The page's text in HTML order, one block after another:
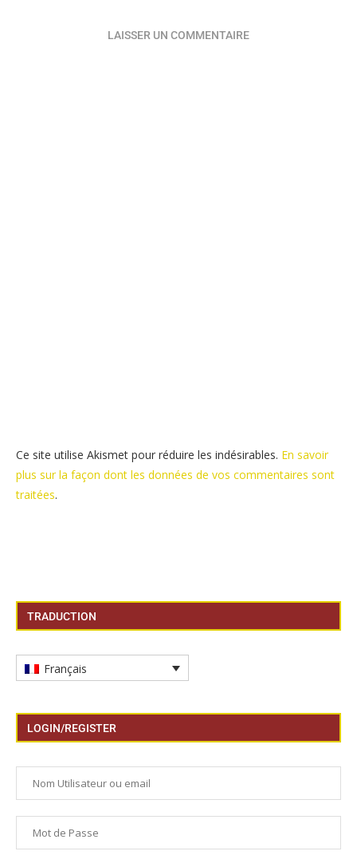
LAISSER UN COMMENTAIRE
Ce site utilise Akismet pour réduire les indésirables. En savoir
plus sur la façon dont les données de vos commentaires sont
traitées.
TRADUCTION
Français
LOGIN/REGISTER